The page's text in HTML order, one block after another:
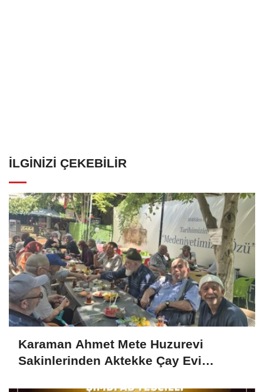
İLGINIZI ÇEKEBILIR
Karaman Ahmet Mete Huzurevi
Sakinlerinden Aktekke Çay Evi